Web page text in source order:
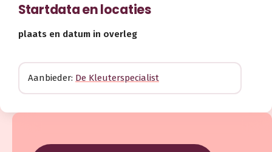
Startdata en locaties
plaats en datum in overleg
Aanbieder: De Kleuterspecialist